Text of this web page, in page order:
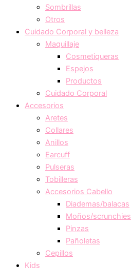
Sombrillas
Otros
Cuidado Corporal y belleza
Maquillaje
Cosmetiqueras
Espejos
Productos
Cuidado Corporal
Accesorios
Aretes
Collares
Anillos
Earcuff
Pulseras
Tobilleras
Accesorios Cabello
Diademas/balacas
Moños/scrunchies
Pinzas
Pañoletas
Cepillos
Kids